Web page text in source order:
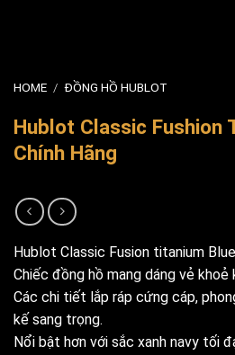
HOME / ĐỒNG HỒ HUBLOT
Hublot Classic Fushion
Chính Hãng
Hublot Classic Fusion titanium
Chiếc đồng hồ mang dáng vẻ khoẻ
Các chi tiết lắp ráp cứng cáp,
kế sang trọng.
Nổi bật hơn với sắc xanh navy tối